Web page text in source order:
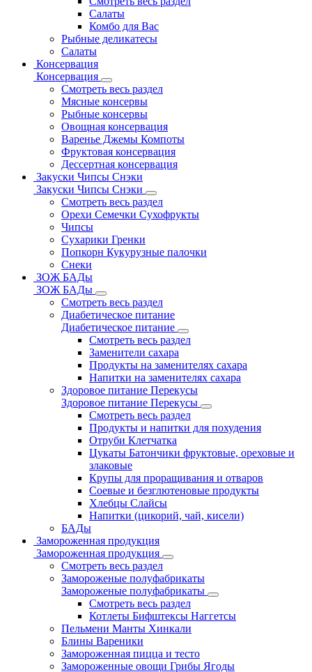
Салаты
Комбо для Вас
Рыбные деликатесы
Салаты
Консервация
Консервация
Смотреть весь раздел
Мясные консервы
Рыбные консервы
Овощная консервация
Варенье Джемы Компоты
Фруктовая консервация
Дессертная консервация
Закуски Чипсы Снэки
Закуски Чипсы Снэки
Смотреть весь раздел
Орехи Семечки Сухофрукты
Чипсы
Сухарики Гренки
Попкорн Кукурузные палочки
Снеки
ЗОЖ БАДы
ЗОЖ БАДы
Смотреть весь раздел
Диабетическое питание
Диабетическое питание
Смотреть весь раздел
Заменители сахара
Продукты на заменителях сахара
Напитки на заменителях сахара
Здоровое питание Перекусы
Здоровое питание Перекусы
Смотреть весь раздел
Продукты и напитки для похудения
Отруби Клетчатка
Цукаты Батончики фруктовые, ореховые и
злаковые
Крупы для проращивания и отваров
Соевые и безглютеновые продукты
Хлебцы Слайсы
Напитки (цикорий, чай, кисели)
БАДы
Замороженная продукция
Замороженная продукция
Смотреть весь раздел
Замороженые полуфабрикаты
Замороженые полуфабрикаты
Смотреть весь раздел
Котлеты Бифштексы Наггетсы
Пельмени Манты Хинкали
Блины Вареники
Замороженная пицца и тесто
Замороженные овощи Грибы Ягоды